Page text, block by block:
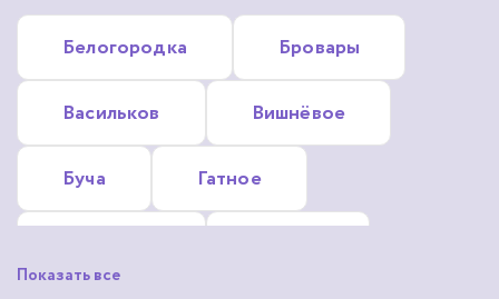
Белогородка Бровары
Васильков Вишнёвое
Буча Гатное
Показать все